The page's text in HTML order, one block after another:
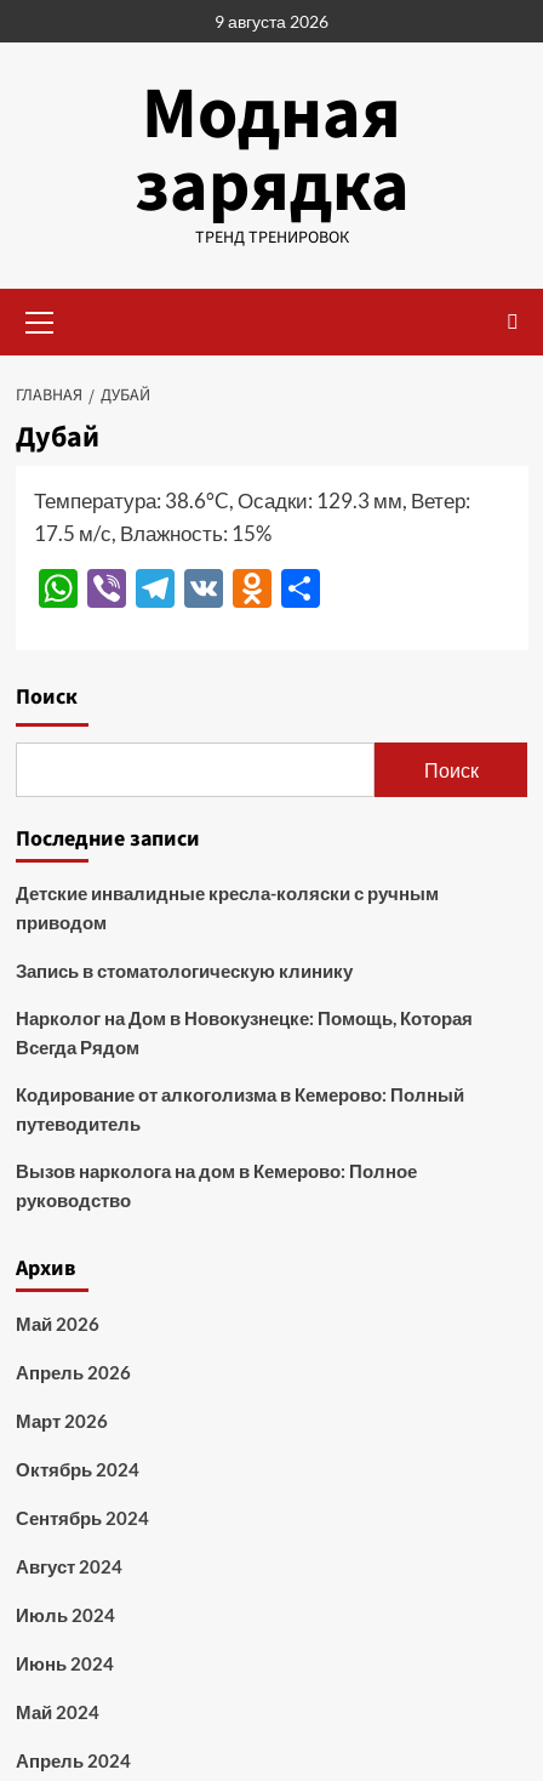
к
9 августа 2026
Модная
зарядка
ТРЕНД ТРЕНИРОВОК
меню
ГЛАВНАЯ ДУБАЙ
Дубай
Температура: 38.6°C, Осадки: 129.3 мм, Ветер:
17.5 м/с, Влажность: 15%
WhatsApp
ViberTelegram
VKOdnoklassniki
Отправить
Поиск
Поиск
Последние записи
Детские инвалидные кресла-коляски с ручным
приводом
Запись в стоматологическую клинику
Нарколог на Дом в Новокузнецке: Помощь, Которая
Всегда Рядом
Кодирование от алкоголизма в Кемерово: Полный
путеводитель
Вызов нарколога на дом в Кемерово: Полное
руководство
Архив
Май 2026
Апрель 2026
Март 2026
Октябрь 2024
Сентябрь 2024
Август 2024
Июль 2024
Июнь 2024
Май 2024
Апрель 2024